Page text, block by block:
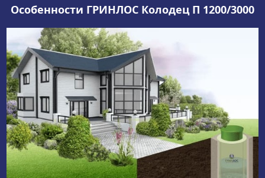
Особенности ГРИНЛОС Колодец П 1200/3000